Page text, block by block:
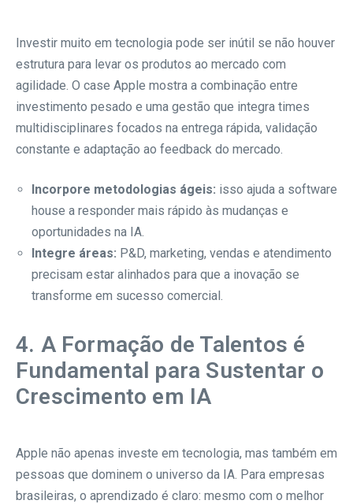
Investir muito em tecnologia pode ser inútil se não houver
estrutura para levar os produtos ao mercado com
agilidade. O case Apple mostra a combinação entre
investimento pesado e uma gestão que integra times
multidisciplinares focados na entrega rápida, validação
constante e adaptação ao feedback do mercado.
Incorpore metodologias ágeis: isso ajuda a software
house a responder mais rápido às mudanças e
oportunidades na IA.
Integre áreas: P&D, marketing, vendas e atendimento
precisam estar alinhados para que a inovação se
transforme em sucesso comercial.
4. A Formação de Talentos é
Fundamental para Sustentar o
Crescimento em IA
Apple não apenas investe em tecnologia, mas também em
pessoas que dominem o universo da IA. Para empresas
brasileiras, o aprendizado é claro: mesmo com o melhor